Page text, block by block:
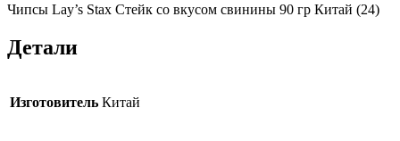
Чипсы Lay’s Stax Стейк со вкусом свинины 90 гр Китай (24)
Детали
Изготовитель Китай